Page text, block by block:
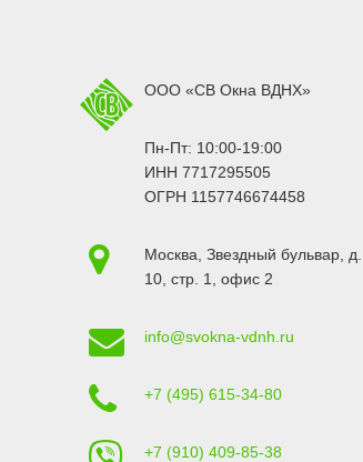
ООО «СВ Окна ВДНХ»
Пн-Пт: 10:00-19:00
ИНН 7717295505
ОГРН 1157746674458
Москва Звездный бульвар, д.
10, стр. 1
, офис 2
info@svokna-vdnh.ru
+7 (495) 615-34-80
+7 (910) 409-85-38